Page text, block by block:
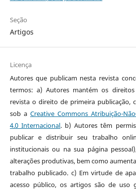
Seção
Artigos
Licença
Autores que publicam nesta revista
termos: a) Autores mantém os
revista o direito de primeira publicação,
sob a Creative Commons Atribuição-
4.0 Internacional. b) Autores têm
publicar e distribuir seu trabalho
institucionais ou na sua página
alterações produtivas, bem como
trabalho publicado. c) Em virtude de
acesso público, os artigos são de uso